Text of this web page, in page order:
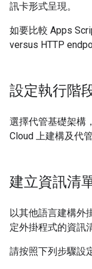
訊卡形式呈現。
如要比較 Apps
versus HTTP
設定執行階
選擇代管基礎架構
Cloud 上建構及代
建立資訊清
以其他語言建構外
定外掛程式的資訊
請按照下列步驟設